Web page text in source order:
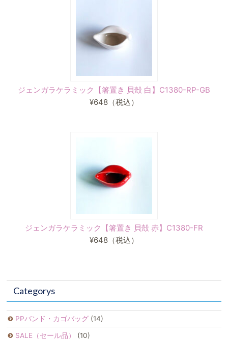
ジェンガラケラミック【箸置き 貝殻 白】C1380-RP-GB
¥648（税込）
ジェンガラケラミック【箸置き 貝殻 赤】C1380-FR
¥648（税込）
Categorys
PPバンド・カゴバッグ (14)
SALE（セール品） (10)